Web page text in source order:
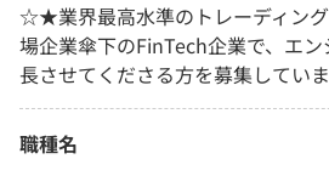
☆★業界最高水準のトレーディン
場企業傘下のFinTech企業で、エ
長させてくださる方を募集して
職種名